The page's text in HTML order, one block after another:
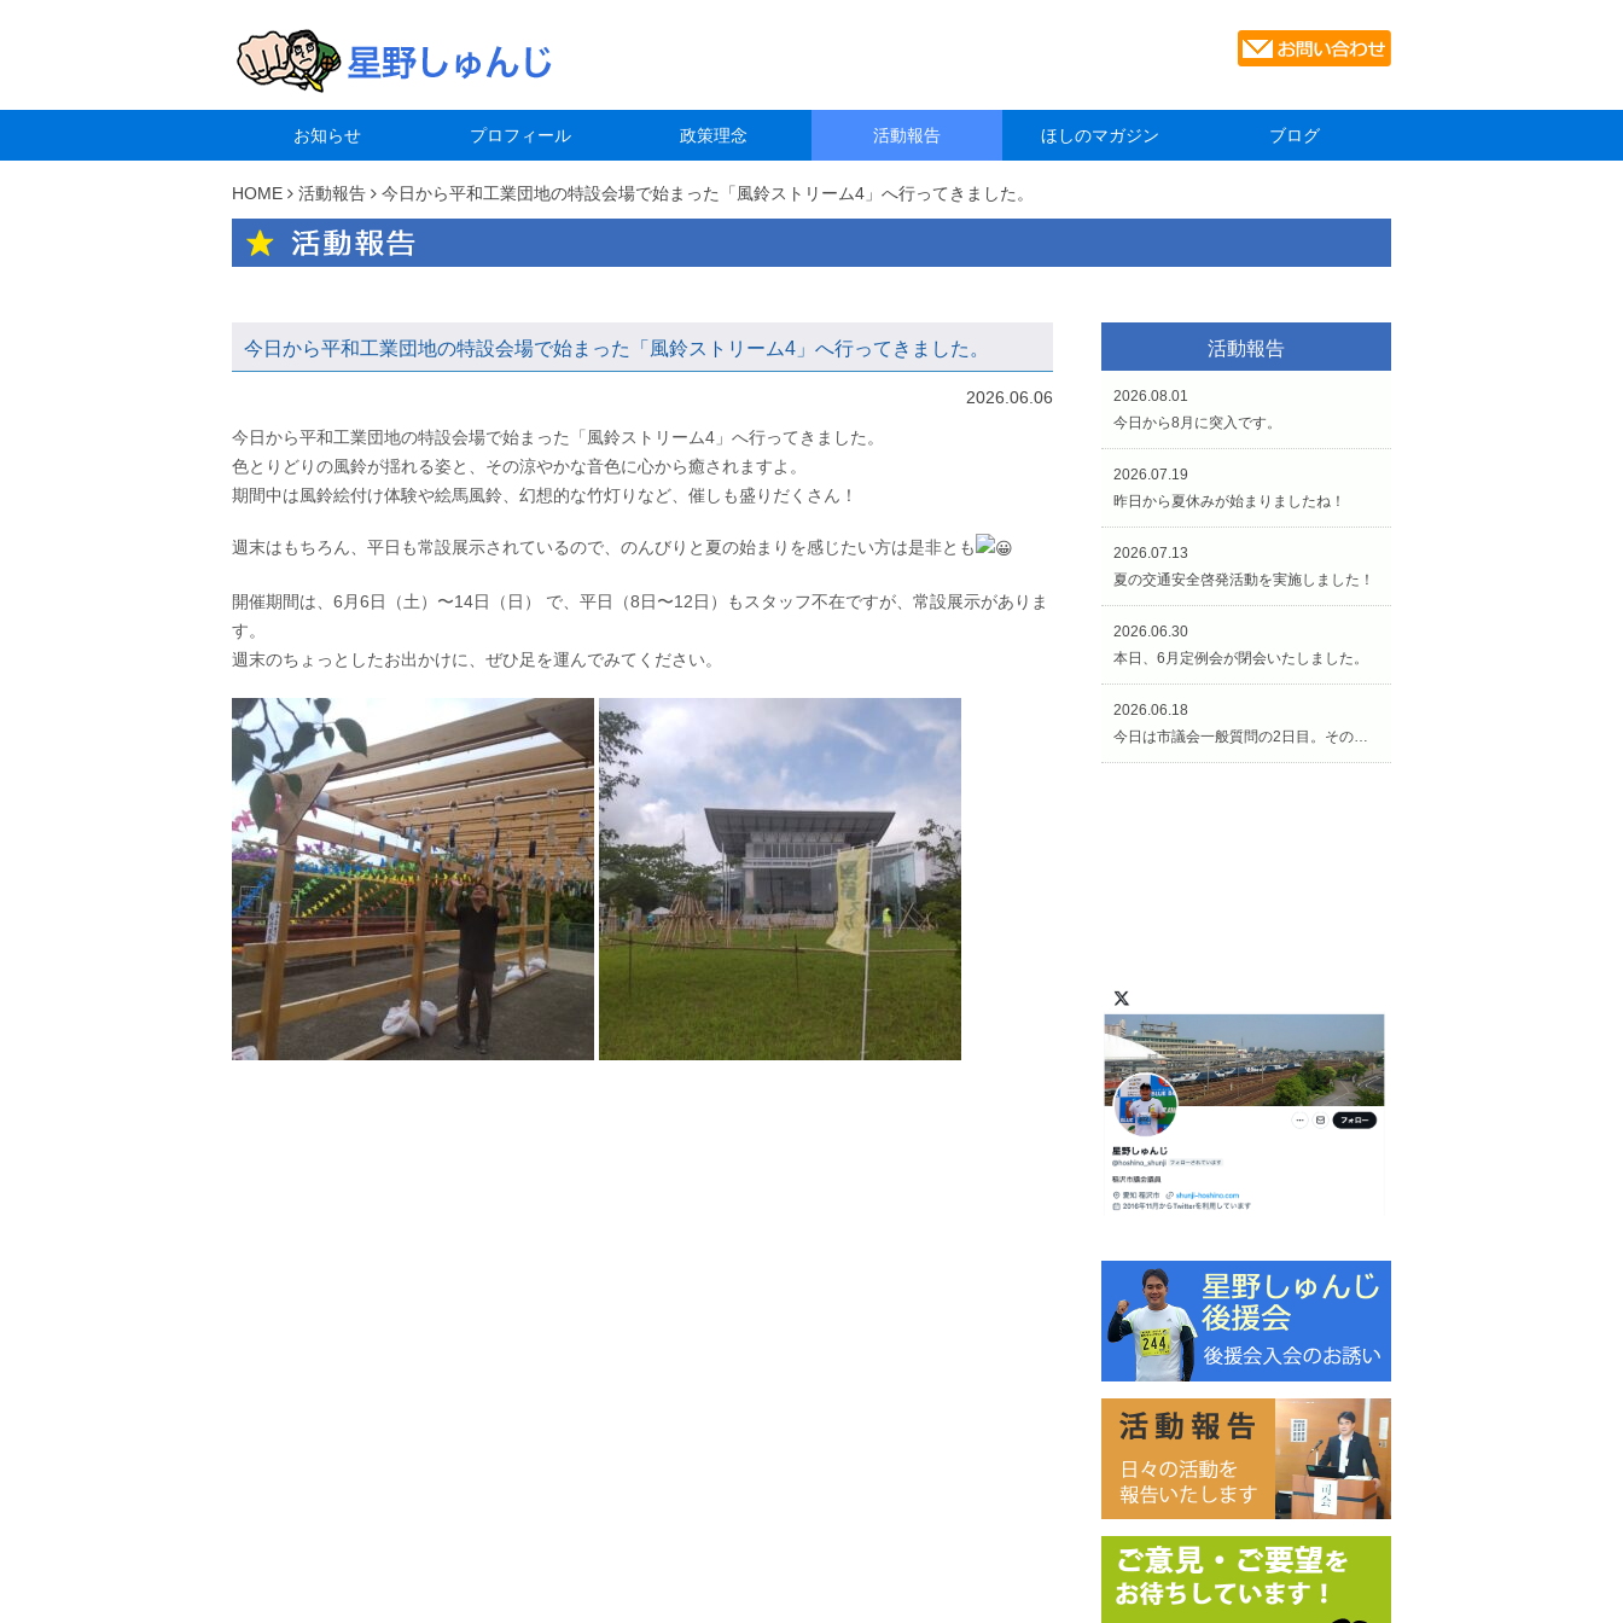
お知らせ プロフィール 政策理念 活動報告 ほしのマガジン ブログ
HOME 活動報告 今日から平和工業団地の特設会場で始まった「風鈴ストリーム4」へ行ってきました。
今日から平和工業団地の特設会場で始まった「風鈴ストリーム4」へ行ってきました。
2026.06.06
今日から平和工業団地の特設会場で始まった「風鈴ストリーム4」へ行ってきました。
色とりどりの風鈴が揺れる姿と、その涼やかな音色に心から癒されますよ。
期間中は風鈴絵付け体験や絵馬風鈴、幻想的な竹灯りなど、催しも盛りだくさん！
週末はもちろん、平日も常設展示されているので、のんびりと夏の始まりを感じたい方は是非とも
開催期間は、6月6日（土）〜14日（日） で、平日（8日〜12日）もスタッフ不在ですが、常設展示がありま
す。
週末のちょっとしたお出かけに、ぜひ足を運んでみてください。
活動報告
2026.08.01
今日から8月に突入です。
2026.07.19
昨日から夏休みが始まりましたね！
2026.07.13
夏の交通安全啓発活動を実施しました！
2026.06.30
本日、6月定例会が閉会いたしました。
2026.06.18
今日は市議会一般質問の2日目。その後、矢合観音様の近くの「矢合の杜」へ。